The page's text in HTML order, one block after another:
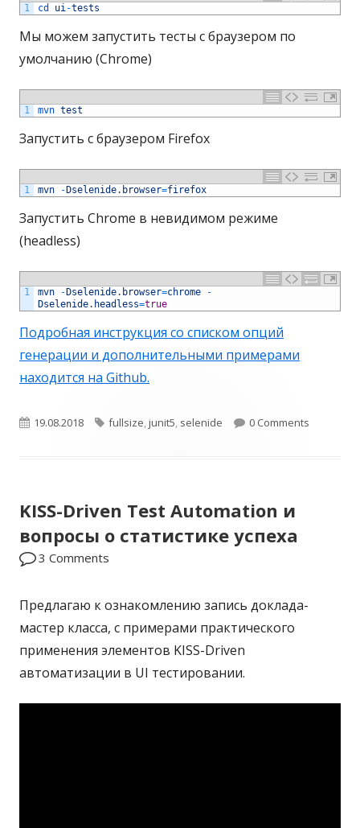
1 cd ui-tests
Мы можем запустить тесты с браузером по
умолчанию (Chrome)
1 mvn test
Запустить с браузером Firefox
1 mvn - Dselenide. browser=firefox
Запустить Chrome в невидимом режиме
(headless)
1 mvn - Dselenide. browser=chrome
-
Dselenide. headless=true
Подробная инструкция со списком опций
генерации и дополнительными примерами
находится на Github.
О
б
л
и
о
в
19.08.2018
Т
и
fullsize,junit5, selenide 0 Comments
KISS-Driven Test Automation и
вопросы о статистике успеха
3 Comments
Предлагаю к ознакомлению запись доклада-
мастер класса, с примерами практического
применения элементов KISS-Driven
автоматизации в UI тестировании.